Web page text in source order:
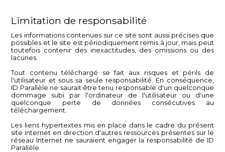
Limitation de responsabilité
Les informations contenues sur ce site sont aussi précises que
possibles et le site est périodiquement remis à jour, mais peut
toutefois contenir des inexactitudes, des omissions ou des
lacunes.
Tout contenu téléchargé se fait aux risques et périls de
l'utilisateur et sous sa seule responsabilité. En conséquence,
ID Parallèle ne saurait être tenu responsable d'un quelconque
dommage subi par l'ordinateur de l'utilisateur ou d'une
quelconque perte de données consécutives au
téléchargement.
Les liens hypertextes mis en place dans le cadre du présent
site internet en direction d'autres ressources présentes sur le
réseau Internet ne sauraient engager la responsabilité de ID
Parallèle.